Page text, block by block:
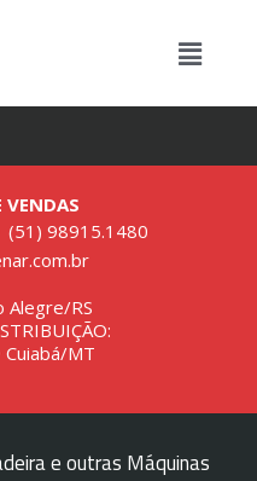
VENDAS
(51) 98915.1480
Alegre/RS
Cuiabá/MT
e outras Máquinas